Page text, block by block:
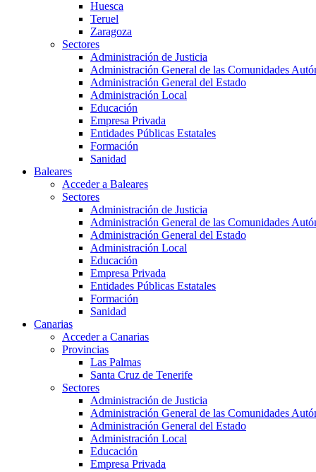
Huesca
Teruel
Zaragoza
Sectores
Administración de Justicia
Administración General de las Comunidades
Administración General del Estado
Administración Local
Educación
Empresa Privada
Entidades Públicas Estatales
Formación
Sanidad
Baleares
Acceder a Baleares
Sectores
Administración de Justicia
Administración General de las Comunidades
Administración General del Estado
Administración Local
Educación
Empresa Privada
Entidades Públicas Estatales
Formación
Sanidad
Canarias
Acceder a Canarias
Provincias
Las Palmas
Santa Cruz de Tenerife
Sectores
Administración de Justicia
Administración General de las Comunidades
Administración General del Estado
Administración Local
Educación
Empresa Privada